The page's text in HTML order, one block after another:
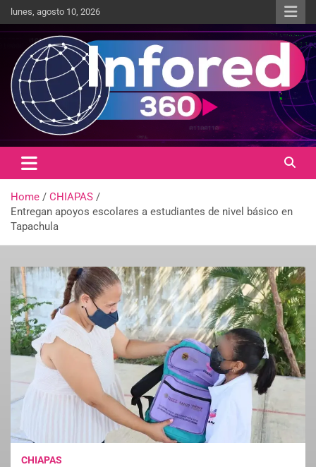
lunes, agosto 10, 2026
infored360.mx
Un giro en la información
Home
CHIAPAS
Entregan apoyos escolares a estudiantes de nivel básico en
Tapachula
CHIAPAS